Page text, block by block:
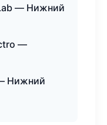
— Нижний
—
Нижний